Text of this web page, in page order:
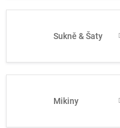
Sukně & Šaty
Mikiny